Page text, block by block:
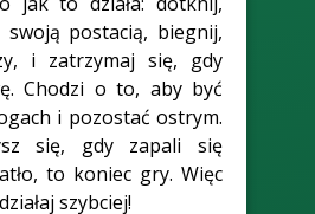
postacią, biegnij,
i zatrzymaj się, gdy
Chodzi o to, aby być
i pozostać ostrym.
się, gdy zapali się
to koniec gry. Więc
szybciej!